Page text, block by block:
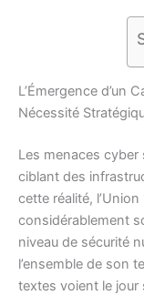
L’Émergence d’un
Nécessité
Les menaces
ciblant des
cette réalité,
considérablement
niveau de sécurité
l’ensemble de son
textes voient le jour